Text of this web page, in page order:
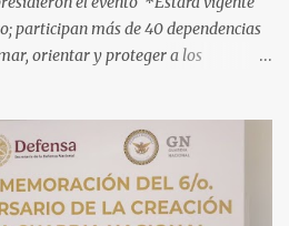
participan más de 40 dependencias
orientar y proteger a los
3 de julio de 2025.- Con el objetivo de
durante su ingreso, estancia y
a los migrantes que retornan a
de verano, la gobernadora Evelyn